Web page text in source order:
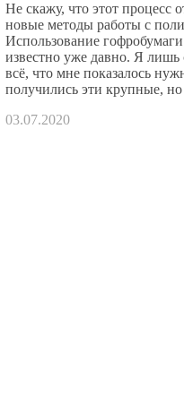
Не скажу, что этот процесс
новые методы работы с
Использование
известно уже давно. Я лишь
всё, что мне показалось
получились эти крупные,
03.07.2020